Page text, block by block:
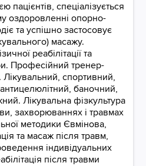
пацієнтів, спеціалізується
оздоровленні опорно-
та успішно застосовує
масажу.
реабілітації та
Професійний тренер-
Лікувальний, спортивний,
баночний,
Лікувальна фізкультура
захворюваннях і травмах
методики Євмінова,
та масаж після травм,
індивідуальних
після травми